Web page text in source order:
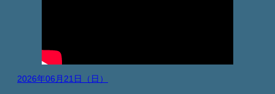
2026年06月21日（日）